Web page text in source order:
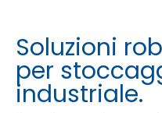
Soluzioni
per
industriale.